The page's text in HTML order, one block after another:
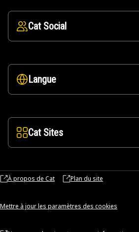
Cat Social
Langue
Cat Sites
À propos de Cat Plan du site
Mettre à jour les paramètres des cookies